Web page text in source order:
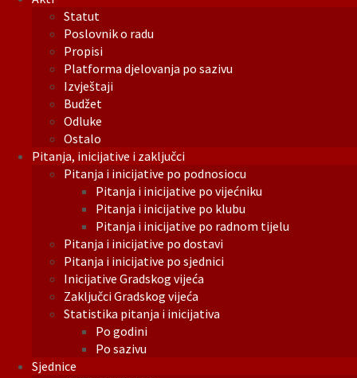
Statut
Poslovnik o radu
Propisi
Platforma djelovanja po sazivu
Izvještaji
Budžet
Odluke
Ostalo
Pitanja, inicijative i zaključci
Pitanja i inicijative po podnosiocu
Pitanja i inicijative po vijećniku
Pitanja i inicijative po klubu
Pitanja i inicijative po radnom tijelu
Pitanja i inicijative po dostavi
Pitanja i inicijative po sjednici
Inicijative Gradskog vijeća
Zaključci Gradskog vijeća
Statistika pitanja i inicijativa
Po godini
Po sazivu
Sjednice